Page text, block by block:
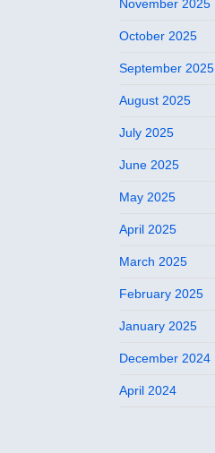
November 2025
October 2025
September 2025
August 2025
July 2025
June 2025
May 2025
April 2025
March 2025
February 2025
January 2025
December 2024
April 2024